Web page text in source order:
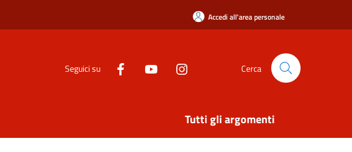
Accedi all'area personale
Seguici su Cerca
Tutti gli argomenti